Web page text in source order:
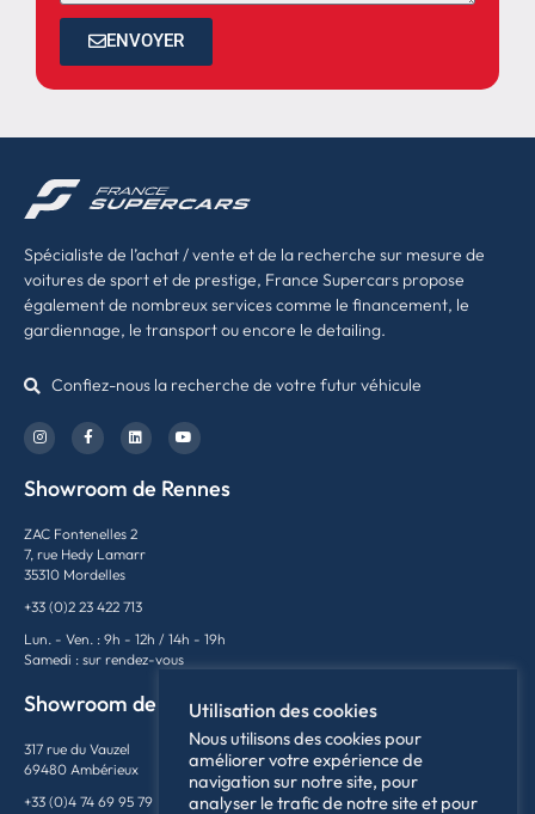
ENVOYER
Spécialiste de l’achat / vente et de la recherche sur mesure de
voitures de sport et de prestige, France Supercars propose
également de nombreux services comme le financement, le
gardiennage, le transport ou encore le detailing.
Confiez-nous la recherche de votre futur véhicule
Showroom de Rennes
ZAC Fontenelles 2
7, rue Hedy Lamarr
35310 Mordelles
+33 (0)2 23 422 713
Lun. - Ven. : 9h - 12h / 14h - 19h
Samedi : sur rendez-vous
Showroom de Lyon
317 rue du Vauzel
69480 Ambérieux
+33 (0)4 74 69 95 79
Utilisation des cookies
Nous utilisons des cookies pour
améliorer votre expérience de
navigation sur notre site, pour
analyser le trafic de notre site et pour